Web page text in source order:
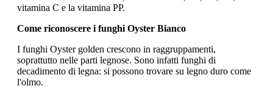
vitamina C e la vitamina PP.
Come riconoscere i funghi Oyster Bianco
I funghi Oyster golden crescono in raggruppamenti,
soprattutto nelle parti legnose. Sono infatti funghi di
decadimento di legna: si possono trovare su legno duro come
l'olmo.